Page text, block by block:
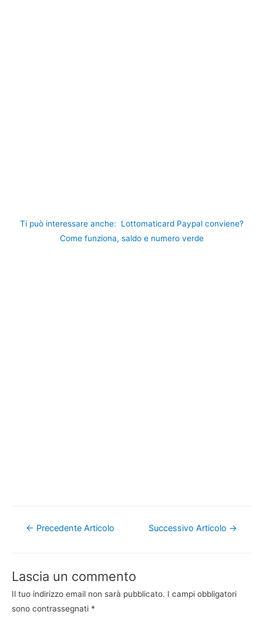
Ti può interessare anche:
Lottomaticard Paypal conviene?
Come funziona, saldo e numero verde
Navigazione
← Precedente Articolo Successivo Articolo →
Lascia un commento
Il tuo indirizzo email non sarà pubblicato. I campi obbligatori
sono contrassegnati *